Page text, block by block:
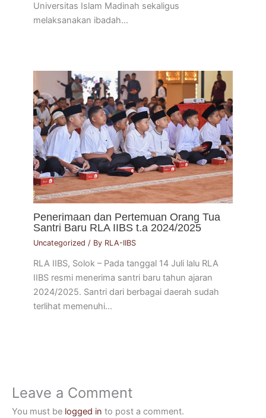
Universitas Islam Madinah sekaligus
melaksanakan ibadah…
Penerimaan dan Pertemuan Orang Tua
Santri Baru RLA IIBS t.a 2024/2025
Uncategorized / By RLA-IIBS
RLA IIBS, Solok – Pada tanggal 14 Juli lalu RLA
IIBS resmi menerima santri baru tahun ajaran
2024/2025. Santri dari berbagai daerah sudah
terlihat memenuhi…
Leave a Comment
You must be logged in to post a comment.